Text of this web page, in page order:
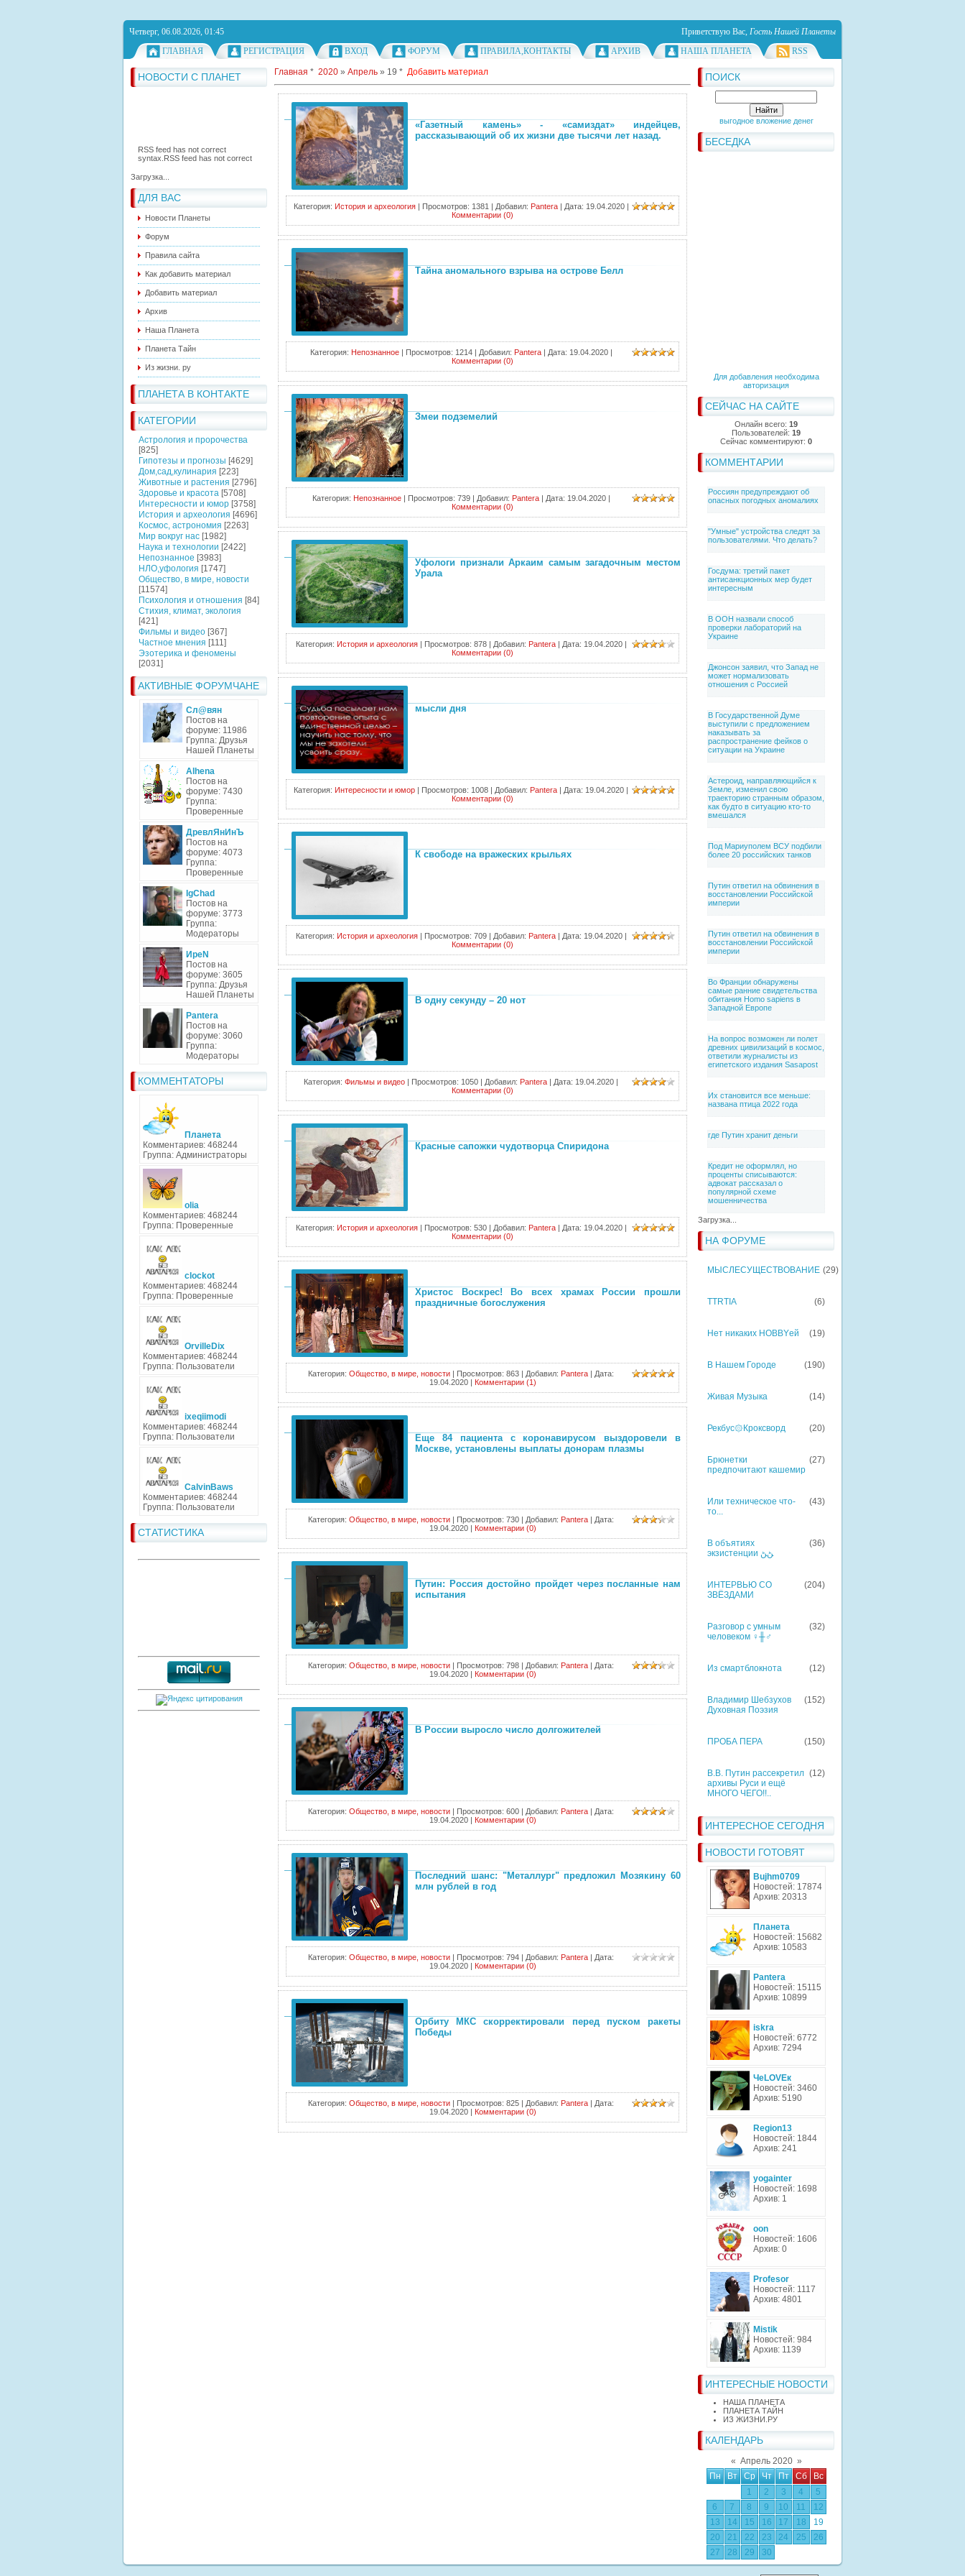
Четверг, 06.08.2026, 01:45 Приветствую Вас, Гость Нашей Планеты
ГЛАВНАЯ
РЕГИСТРАЦИЯ ВХОД ФОРУМ ПРАВИЛА,КОНТАКТЫ АРХИВ НАША ПЛАНЕТА RSS
НОВОСТИ С ПЛАНЕТ
RSS feed has not correct
syntax.RSS feed has not correct
syntax.
Загрузка...
ДЛЯ ВАС
Новости Планеты
Форум
Правила сайта
Как добавить материал
Добавить материал
Архив
Наша Планета
Планета Тайн
Из жизни. ру
ПЛАНЕТА В КОНТАКТЕ
КАТЕГОРИИ
Астрология и пророчества
[825]
Гипотезы и прогнозы [4629]
Дом,сад,кулинария [223]
Животные и растения [2796]
Здоровье и красота [5708]
Интересности и юмор [3758]
История и археология [4696]
Космос, астрономия [2263]
Мир вокруг нас [1982]
Наука и технологии [2422]
Непознанное [3983]
НЛО,уфология [1747]
Общество, в мире, новости
[11574]
Психология и отношения [84]
Стихия, климат, экология
[421]
Фильмы и видео [367]
Частное мнения [111]
Эзотерика и феномены
[2031]
АКТИВНЫЕ ФОРУМЧАНЕ
Сл@вян
Постов на
форуме: 11986
Группа: Друзья
Нашей Планеты
Alhena
Постов на
форуме: 7430
Группа:
Проверенные
ДревлЯнИнЪ
Постов на
форуме: 4073
Группа:
Проверенные
IgChad
Постов на
форуме: 3773
Группа:
Модераторы
ИреN
Постов на
форуме: 3605
Группа: Друзья
Нашей Планеты
Pantera
Постов на
форуме: 3060
Группа:
Модераторы
КОММЕНТАТОРЫ
Планета
Комментариев: 468244
Группа: Администраторы
olia
Комментариев: 468244
Группа: Проверенные
clockot
Комментариев: 468244
Группа: Проверенные
OrvilleDix
Комментариев: 468244
Группа: Пользователи
ixeqiimodi
Комментариев: 468244
Группа: Пользователи
CalvinBaws
Комментариев: 468244
Группа: Пользователи
СТАТИСТИКА
ПОИСК
выгодное вложение денег
БЕСЕДКА
Для добавления необходима
авторизация
СЕЙЧАС НА САЙТЕ
Онлайн всего: 19
Пользователей: 19
Сейчас комментируют: 0
КОММЕНТАРИИ
Россиян предупреждают об
опасных погодных аномалиях
"Умные" устройства следят за
пользователями. Что делать?
Госдума: третий пакет
антисанкционных мер будет
интересным
В ООН назвали способ
проверки лабораторий на
Украине
Джонсон заявил, что Запад не
может нормализовать
отношения с Россией
В Государственной Думе
выступили с предложением
наказывать за
распространение фейков о
ситуации на Украине
Астероид, направляющийся к
Земле, изменил свою
траекторию странным образом,
как будто в ситуацию кто-то
вмешался
Под Мариуполем ВСУ подбили
более 20 российских танков
Путин ответил на обвинения в
восстановлении Российской
империи
Путин ответил на обвинения в
восстановлении Российской
империи
Во Франции обнаружены
самые ранние свидетельства
обитания Homo sapiens в
Западной Европе
На вопрос возможен ли полет
древних цивилизаций в космос,
ответили журналисты из
египетского издания Sasapost
Их становится все меньше:
названа птица 2022 года
где Путин хранит деньги
Кредит не оформлял, но
проценты списываются:
адвокат рассказал о
популярной схеме
мошенничества
Загрузка...
НА ФОРУМЕ
МЫСЛЕСУЩЕСТВОВАНИЕ (29)
TTRTIA (6)
Нет никаких HOBBYей (19)
В Нашем Городе (190)
Живая Музыка (14)
Рекбус۞Кроксворд (20)
Брюнетки
предпочитают кашемир
(27)
Или техническое что-
то...
(43)
В объятиях
экзистенции ﮡﮡ
(36)
ИНТЕРВЬЮ СО
ЗВЁЗДАМИ
(204)
Разговор с умным
человеком ♀╫♂
(32)
Из смартблокнота (12)
Владимир Шебзухов
Духовная Поэзия
(152)
ПРОБА ПЕРА (150)
В.В. Путин рассекретил
архивы Руси и ещё
МНОГО ЧЕГО!!..
(12)
ИНТЕРЕСНОЕ СЕГОДНЯ
НОВОСТИ ГОТОВЯТ
Bujhm0709
Новостей: 17874
Архив: 20313
Планета
Новостей: 15682
Архив: 10583
Pantera
Новостей: 15115
Архив: 10899
iskra
Новостей: 6772
Архив: 7294
ЧеLOVEк
Новостей: 3460
Архив: 5190
Region13
Новостей: 1844
Архив: 241
yogainter
Новостей: 1698
Архив: 1
oon
Новостей: 1606
Архив: 0
Profesor
Новостей: 1117
Архив: 4801
Mistik
Новостей: 984
Архив: 1139
ИНТЕРЕСНЫЕ НОВОСТИ
НАША ПЛАНЕТА
ПЛАНЕТА ТАЙН
ИЗ ЖИЗНИ.РУ
КАЛЕНДАРЬ
« Апрель 2020 »
Пн
Вт Ср Чт Пт Сб
Вс
1
2 3 4
5
6
7 8 9 10 11
12
13
14 15 16 17 18
19
20
21 22 23 24 25
26
27
28 29 30
Главная * 2020 » Апрель » 19 * Добавить материал
«Газетный камень» - «самиздат» индейцев,
рассказывающий об их жизни две тысячи лет назад.
Категория: История и археология| Просмотров: 1381 | Добавил: Pantera| Дата: 19.04.2020 |
Комментарии (0)
Тайна аномального взрыва на острове Белл
Категория: Непознанное| Просмотров: 1214 | Добавил: Pantera| Дата: 19.04.2020 |
Комментарии (0)
Змеи подземелий
Категория: Непознанное| Просмотров: 739 | Добавил: Pantera| Дата: 19.04.2020 |
Комментарии (0)
Уфологи признали Аркаим самым загадочным местом
Урала
Категория: История и археология| Просмотров: 878 | Добавил: Pantera| Дата: 19.04.2020 |
Комментарии (0)
мысли дня
Категория: Интересности и юмор | Просмотров: 1008 | Добавил: Pantera | Дата: 19.04.2020 |
Комментарии (0)
К свободе на вражеских крыльях
Категория: История и археология| Просмотров: 709 | Добавил: Pantera| Дата: 19.04.2020 |
Комментарии (0)
В одну секунду – 20 нот
Категория: Фильмы и видео | Просмотров: 1050 | Добавил: Pantera | Дата: 19.04.2020 |
Комментарии (0)
Красные сапожки чудотворца Спиридона
Категория: История и археология| Просмотров: 530 | Добавил: Pantera| Дата: 19.04.2020 |
Комментарии (0)
Христос Воскрес! Во всех храмах России прошли
праздничные богослужения
Категория: Общество, в мире, новости | Просмотров: 863 | Добавил: Pantera | Дата:
19.04.2020 | Комментарии (1)
Еще 84 пациента с коронавирусом выздоровели в
Москве, установлены выплаты донорам плазмы
Категория: Общество, в мире, новости | Просмотров: 730 | Добавил: Pantera | Дата:
19.04.2020 | Комментарии (0)
Путин: Россия достойно пройдет через посланные нам
испытания
Категория: Общество, в мире, новости | Просмотров: 798 | Добавил: Pantera | Дата:
19.04.2020 | Комментарии (0)
В России выросло число долгожителей
Категория: Общество, в мире, новости | Просмотров: 600 | Добавил: Pantera | Дата:
19.04.2020 | Комментарии (0)
Последний шанс: "Металлург" предложил Мозякину 60
млн рублей в год
Категория: Общество, в мире, новости | Просмотров: 794 | Добавил: Pantera | Дата:
19.04.2020 | Комментарии (0)
Орбиту МКС скорректировали перед пуском ракеты
Победы
Категория: Общество, в мире, новости | Просмотров: 825 | Добавил: Pantera | Дата:
19.04.2020 | Комментарии (0)